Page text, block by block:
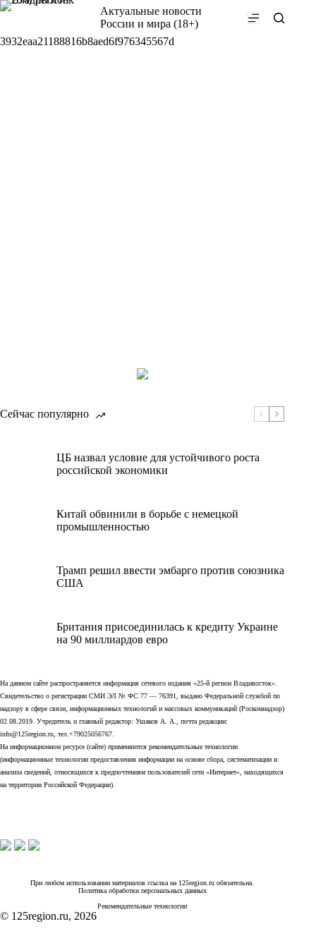
Перейти
Актуальные новости
России и мира (18+)
3932eaa21188816b8aed6f976345567d
Сейчас популярно
ЦБ назвал условие для устойчивого роста
российской экономики
Китай обвинили в борьбе с немецкой
промышленностью
Трамп решил ввести эмбарго против союзника
США
Британия присоединилась к кредиту Украине
на 90 миллиардов евро
На данном сайте распространяется информация сетевого издания «25-й регион Владивосток».
Свидетельство о регистрации СМИ ЭЛ № ФС 77 — 76391, выдано Федеральной службой по
надзору в сфере связи, информационных технологий и массовых коммуникаций (Роскомнадзор)
02.08.2019. Учредитель и главный редактор: Ушаков А. А., почта редакции:
info@125region.ru, тел.+79025056767.
На информационном ресурсе (сайте) применяются рекомендательные технологии
(информационные технологии предоставления информации на основе сбора, систематизации и
анализа сведений, относящихся к предпочтениям пользователей сети «Интернет», находящихся
на территории Российской Федерации).
При любом использовании материалов ссылка на 125region.ru обязательна.
Политика обработки персональных данных
Рекомендательные технологии
© 125region.ru, 2026